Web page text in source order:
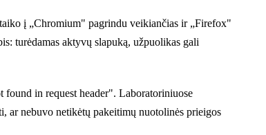
į „Chromium" pagrindu veikiančias ir „Firefox"
turėdamas aktyvų slapuką, užpuolikas gali
in request header". Laboratoriniuose
ar nebuvo netikėtų pakeitimų nuotolinės prieigos